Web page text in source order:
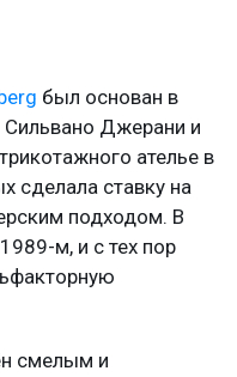
был основан в
Сильвано Джерани и
ателье в
сделала ставку на
подходом. В
м, и с тех пор
смелым и